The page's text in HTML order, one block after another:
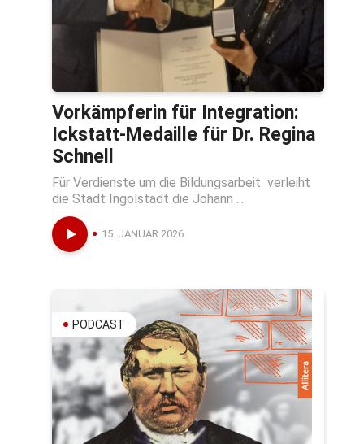
Vorkämpferin für Integration:
Ickstatt-Medaille für Dr. Regina
Schnell
Für Verdienste um die Bildungsarbeit verleiht
die Stadt Ingolstadt die Johann ...
15. JANUAR 2026
PODCAST